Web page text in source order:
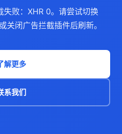
败：XHR 0。请尝试切换
闭广告拦截插件后刷新。
解更多
系我们